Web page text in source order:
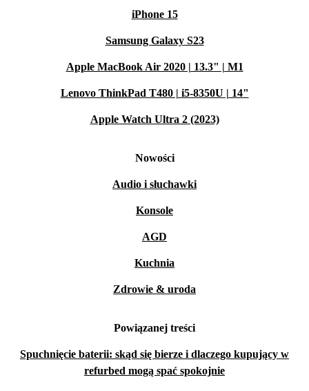
iPhone 15
Samsung Galaxy S23
Apple MacBook Air 2020 | 13.3" | M1
Lenovo ThinkPad T480 | i5-8350U | 14"
Apple Watch Ultra 2 (2023)
Nowości
Audio i słuchawki
Konsole
AGD
Kuchnia
Zdrowie & uroda
Powiązanej treści
Spuchnięcie baterii: skąd się bierze i dlaczego kupujący w
refurbed mogą spać spokojnie